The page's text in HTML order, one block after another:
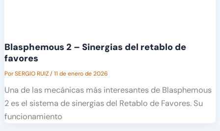
Blasphemous 2 – Sinergias del retablo de
favores
PorSERGIO RUIZ/11 de enero de 2026
Una de las mecánicas más interesantes de Blasphemous
2 es el sistema de sinergias del Retablo de Favores. Su
funcionamiento